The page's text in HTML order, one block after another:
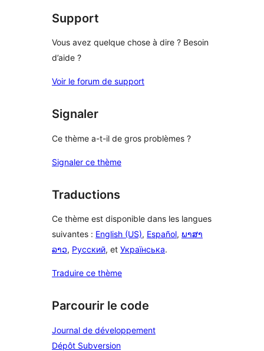
étoile
Support
Vous avez quelque chose à dire ? Besoin
d’aide ?
Voir le forum de support
Signaler
Ce thème a-t-il de gros problèmes ?
Signaler ce thème
Traductions
Ce thème est disponible dans les langues
suivantes : English (US), Español, ພາສາ
ລາວ, Русский, et Українська.
Traduire ce thème
Parcourir le code
Journal de développement
Dépôt Subversion